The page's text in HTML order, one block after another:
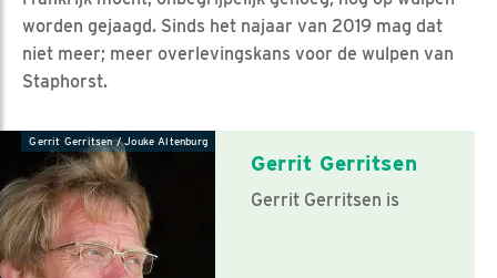
worden gejaagd. Sinds het najaar van 2019 mag dat
niet meer; meer overlevingskans voor de wulpen van
Staphorst.
Gerrit Gerritsen / Jouke Altenburg
Gerrit Gerritsen
Gerrit Gerritsen is